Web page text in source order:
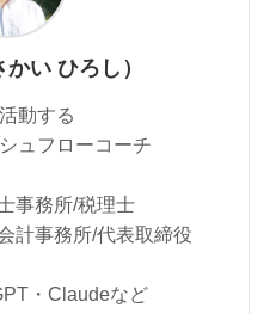
い ひろし）
動する
ュフローコーチ
事務所/税理士
計事務所/代表取締役
・Claudeなど